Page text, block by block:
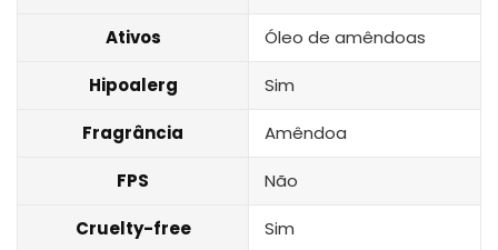
Ativos Óleo de amêndoas
Hipoalerg Sim
Fragrância Amêndoa
FPS Não
Cruelty-free Sim